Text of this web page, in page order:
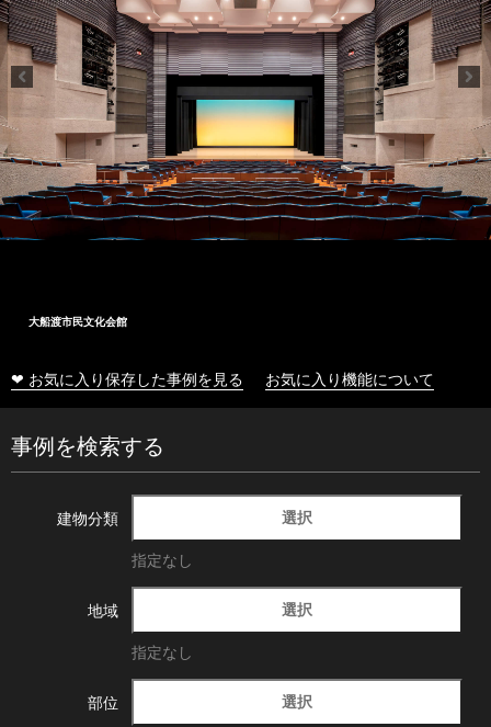
大船渡市民文化会館
❤ お気に入り保存した事例を見る お気に入り機能について
事例を検索する
建物分類 選択
指定なし
地域 選択
指定なし
部位 選択